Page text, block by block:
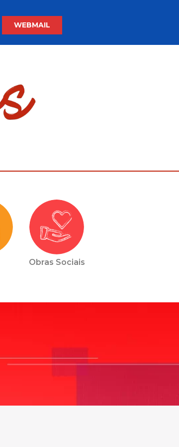
WEBMAIL
Obras Sociais